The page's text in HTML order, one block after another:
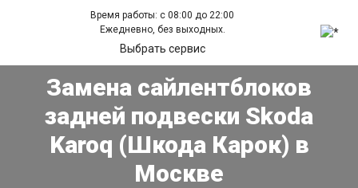
Время работы: с 08:00 до 22:00
Ежедневно, без выходных.
Выбрать сервис
Замена сайлентблоков
задней подвески Skoda
Karoq (Шкода Карок) в
Москве